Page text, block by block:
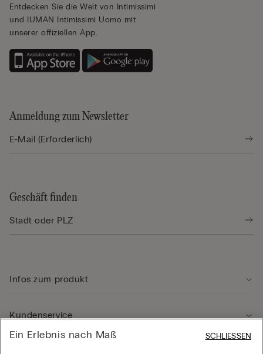
Entdecken Sie die Welt von Intimissimi
und IUMAN Intimissimi Uomo mit
unserer offiziellen App.
Anmeldung zum Newsletter
Geschäft finden
Infos zum produkt
Kundenservice
Ein Erlebnis nach Maß SCHLIESSEN